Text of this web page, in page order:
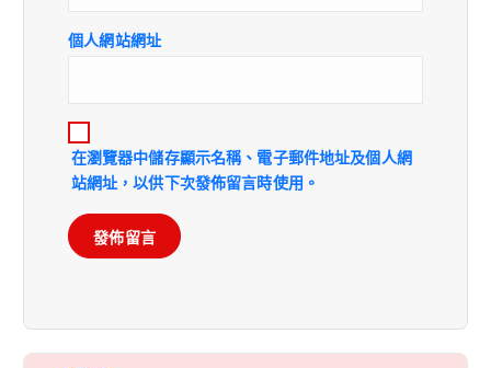
個人網站網址
在瀏覽器中儲存顯示名稱、電子郵件地址及個人網
站網址，以供下次發佈留言時使用。